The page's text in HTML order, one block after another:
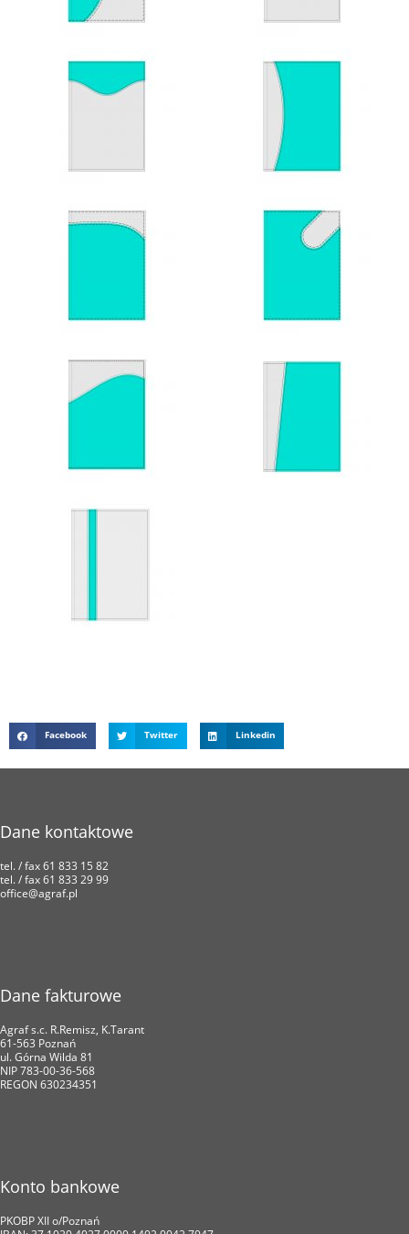
Facebook Twitter Linkedin
Dane kontaktowe
tel. / fax 61 833 15 82
tel. / fax 61 833 29 99
office@agraf.pl
Dane fakturowe
Agraf s.c. R.Remisz, K.Tarant
61-563 Poznań
ul. Górna Wilda 81
NIP 783-00-36-568
REGON 630234351
Konto bankowe
PKOBP XII o/Poznań